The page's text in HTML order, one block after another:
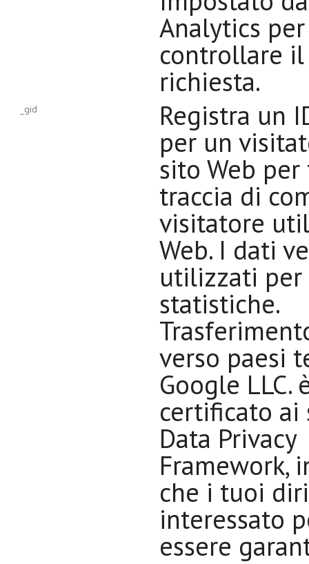
Analytics per
controllare
richiesta.
_gid Registra un
per un
sito Web
traccia di
visitatore
Web. I dati
utilizzati
statistiche.
verso paesi
Google LLC.
certificato ai
Data Privacy
Framework,
che i tuoi
interessato
essere